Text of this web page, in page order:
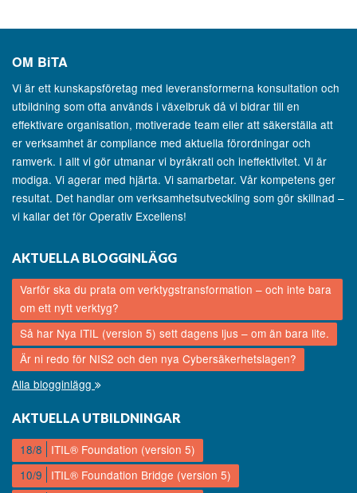
OM BiTA
Vi är ett kunskapsföretag med leveransformerna konsultation och
utbildning som ofta används i växelbruk då vi bidrar till en
effektivare organisation, motiverade team eller att säkerställa att
er verksamhet är compliance med aktuella förordningar och
ramverk. I allt vi gör utmanar vi byråkrati och ineffektivitet. Vi är
modiga. Vi agerar med hjärta. Vi samarbetar. Vår kompetens ger
resultat. Det handlar om verksamhetsutveckling som gör skillnad –
vi kallar det för Operativ Excellens!
AKTUELLA BLOGGINLÄGG
Varför ska du prata om verktygstransformation – och inte bara
om ett nytt verktyg?
Så har Nya ITIL (version 5) sett dagens ljus – om än bara lite.
Är ni redo för NIS2 och den nya Cybersäkerhetslagen?
Alla blogginlägg
AKTUELLA UTBILDNINGAR
18/8
ITIL® Foundation (version 5)
10/9
ITIL® Foundation Bridge (version 5)